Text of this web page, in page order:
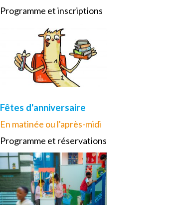
Programme et inscriptions
Fêtes d'anniversaire
En matinée ou l'après-midi
Programme et réservations